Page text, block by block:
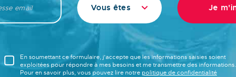
Vous êtes
En soumettant ce formulaire, j'accepte que les informations saisies soient
exploitées pour répondre à mes besoins et me transmettre des informations.
Pour en savoir plus, vous pouvez lire notre politique de confidentialité